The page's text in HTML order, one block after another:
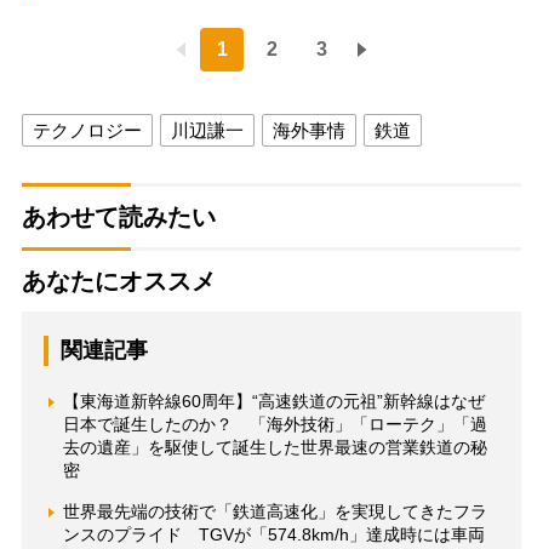
1 2 3
テクノロジー 川辺謙一 海外事情 鉄道
あわせて読みたい
あなたにオススメ
関連記事
【東海道新幹線60周年】“高速鉄道の元祖”新幹線はなぜ
日本で誕生したのか？ 「海外技術」「ローテク」「過
去の遺産」を駆使して誕生した世界最速の営業鉄道の秘
密
世界最先端の技術で「鉄道高速化」を実現してきたフラ
ンスのプライド TGVが「574.8km/h」達成時には車両